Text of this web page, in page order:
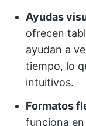
Ayudas
ofrecen
ayudan a
tiempo, lo
intuitivos.
Formatos
funciona